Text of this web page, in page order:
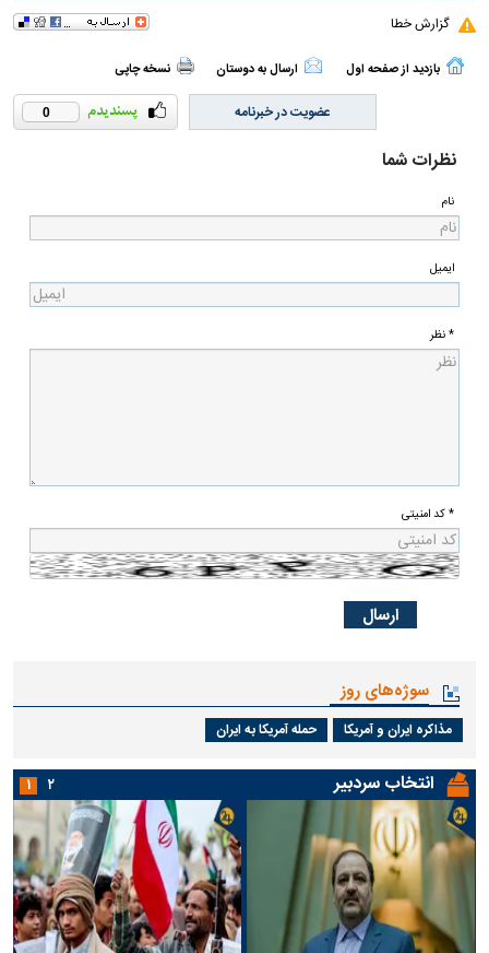
گزارش خطا
بازدید از صفحه اول ارسال به دوستان نسخه چاپی
0 عضویت در خبرنامه
نظرات شما
نام
ایمیل
* نظر
* کد امنیتی
سوژه‌های روز
مذاکره ایران و آمریکا حمله آمریکا به ایران
انتخاب سردبیر ۱ ۲